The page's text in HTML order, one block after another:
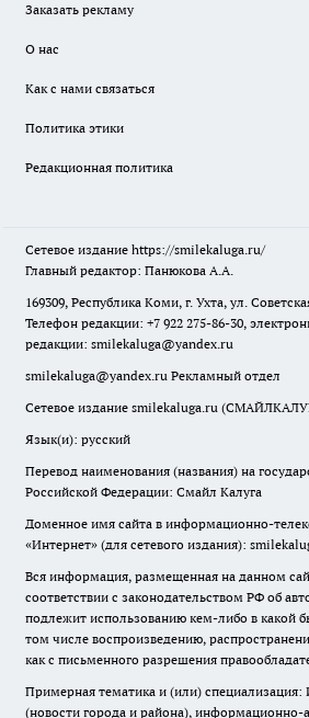
Заказать рекламу
О нас
Как с нами связаться
Политика этики
Редакционная политика
Сетевое издание https://smilekaluga.ru/
Главный редактор: Панюкова А.А.
169309, Республика Коми, г. Ухта, ул.
Телефон редакции: +7 922 275-86-30,
редакции: smilekaluga@yandex.ru
smilekaluga@yandex.ru Рекламный отдел
Сетевое издание smilekaluga.ru
Язык(и): русский
Перевод наименования (названия) на
Российской Федерации: Смайл Калуга
Доменное имя сайта в информационно-
«Интернет» (для сетевого издания):
Вся информация, размещенная на данном
соответствии с законодательством РФ об
подлежит использованию кем-либо в какой
том числе воспроизведению,
как с письменного разрешения
Примерная тематика и (или)
(новости города и района), информационно-